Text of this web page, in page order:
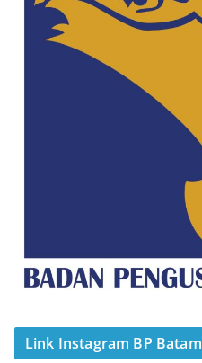
Link Instagram BP Batam